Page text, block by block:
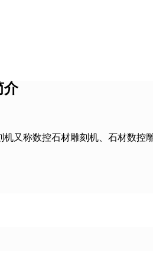
介
又称数控石材雕刻机、石材数